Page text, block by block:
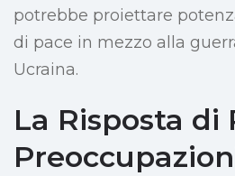
potrebbe proiettare
di pace in mezzo alla
Ucraina.
La Risposta di